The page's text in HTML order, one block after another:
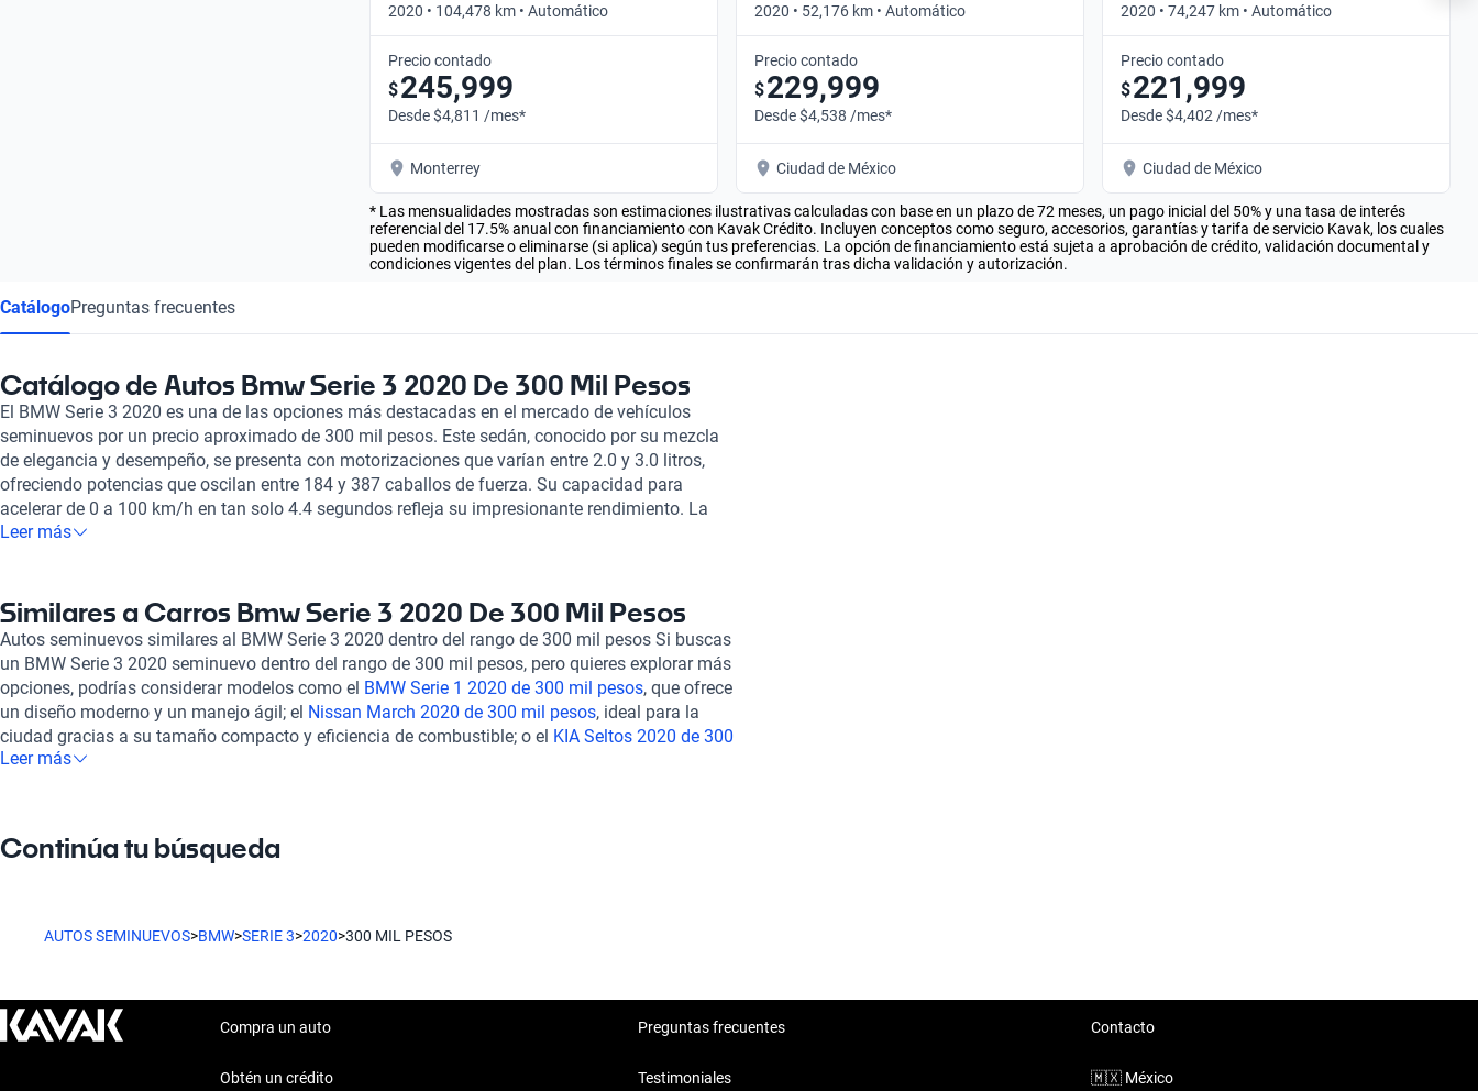
2020 • 104,478 km • Automático
Precio contado
$245,999
Desde $4,811 /mes*
Monterrey
2020 • 52,176 km • Automático
Precio contado
$229,999
Desde $4,538 /mes*
Ciudad de México
2020 • 74,247 km • Automático
Precio contado
$221,999
Desde $4,402 /mes*
Ciudad de México
* Las mensualidades mostradas son estimaciones ilustrativas calculadas con base en un plazo de 72 meses, un pago inicial del 50% y una tasa de interés
referencial del 17.5% anual con financiamiento con Kavak Crédito. Incluyen conceptos como seguro, accesorios, garantías y tarifa de servicio Kavak, los cuales
pueden modificarse o eliminarse (si aplica) según tus preferencias. La opción de financiamiento está sujeta a aprobación de crédito, validación documental y
condiciones vigentes del plan. Los términos finales se confirmarán tras dicha validación y autorización.
CatálogoPreguntas frecuentes
Catálogo de Autos Bmw Serie 3 2020 De 300 Mil Pesos
El BMW Serie 3 2020 es una de las opciones más destacadas en el mercado de vehículos
seminuevos por un precio aproximado de 300 mil pesos. Este sedán, conocido por su mezcla
de elegancia y desempeño, se presenta con motorizaciones que varían entre 2.0 y 3.0 litros,
ofreciendo potencias que oscilan entre 184 y 387 caballos de fuerza. Su capacidad para
acelerar de 0 a 100 km/h en tan solo 4.4 segundos refleja su impresionante rendimiento. La
calidad interior del BMW Serie 3 2020 es excepcional. Viene equipado con asientos de cuero o
protección superior para todos los pasajeros. Comprar en Kavak significa que tu BMW Serie 3
2020 será revisado en más de 240 puntos, asegurando su estado mecánico y estético.
Ofrecemos financiación flexible y soporte postventa para que tu experiencia de compra sea
completamente satisfactoria. Puedes optar por una garantía extendida y realizar todo el
proceso de compra en línea desde la comodidad de tu hogar. Si buscas alternativas similares
en el mismo rango de precio, considera el
Hyundai Creta 2020 de 300 mil pesos , elRam 700
2020 de 300 mil pesos
KIA Sportage 2020 de 300 mil pesos
. Cada uno de estos modelos
Leer más
Similares a Carros Bmw Serie 3 2020 De 300 Mil Pesos
Autos seminuevos similares al BMW Serie 3 2020 dentro del rango de 300 mil pesos Si buscas
un BMW Serie 3 2020 seminuevo dentro del rango de 300 mil pesos, pero quieres explorar más
opciones, podrías considerar modelos como el BMW Serie 1 2020 de 300 mil pesos, que ofrece
un diseño moderno y un manejo ágil; el Nissan March 2020 de 300 mil pesos, ideal para la
ciudad gracias a su tamaño compacto y eficiencia de combustible; o el KIA Seltos 2020 de 300
mil pesos, que combina estilo y versatilidad en un SUV. Estas alternativas ofrecen
Leer más
Continúa tu búsqueda
AUTOS SEMINUEVOS>BMW>SERIE 3>2020>300 MIL PESOS
Compra un auto
Obtén un crédito
Preguntas frecuentes
Testimoniales
Contacto
🇲🇽 México